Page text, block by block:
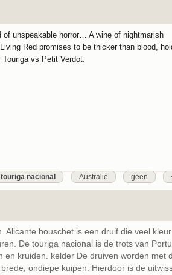
of unspeakable horror… A wine of nightmarish
Red promises to be thicker than blood,
vs Petit Verdot.
touriga nacional Australië geen
Alicante bouschet is een druif die veel
De touriga nacional is de trots van
kruiden. kelder De druiven worden met
ondiepe kuipen. Hierdoor is de